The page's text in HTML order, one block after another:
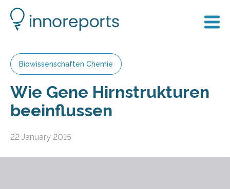
Biowissenschaften Chemie
Wie Gene Hirnstrukturen
beeinflussen
22 January 2015